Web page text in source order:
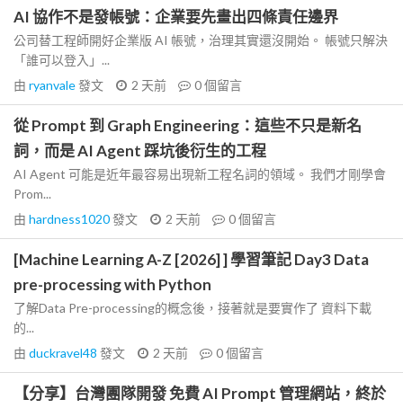
AI 協作不是發帳號：企業要先畫出四條責任邊界
公司替工程師開好企業版 AI 帳號，治理其實還沒開始。 帳號只解決
「誰可以登入」...
由 ryanvale發文 2 天前 0個留言
從 Prompt 到 Graph Engineering：這些不只是新名
詞，而是 AI Agent 踩坑後衍生的工程
AI Agent 可能是近年最容易出現新工程名詞的領域。 我們才剛學會
Prom...
由 hardness1020發文 2 天前 0個留言
[Machine Learning A-Z [2026] ] 學習筆記 Day3 Data
pre-processing with Python
了解Data Pre-processing的概念後，接著就是要實作了 資料下載
的...
由 duckravel48 發文 2 天前 0個留言
【分享】台灣團隊開發 免費 AI Prompt 管理網站，終於